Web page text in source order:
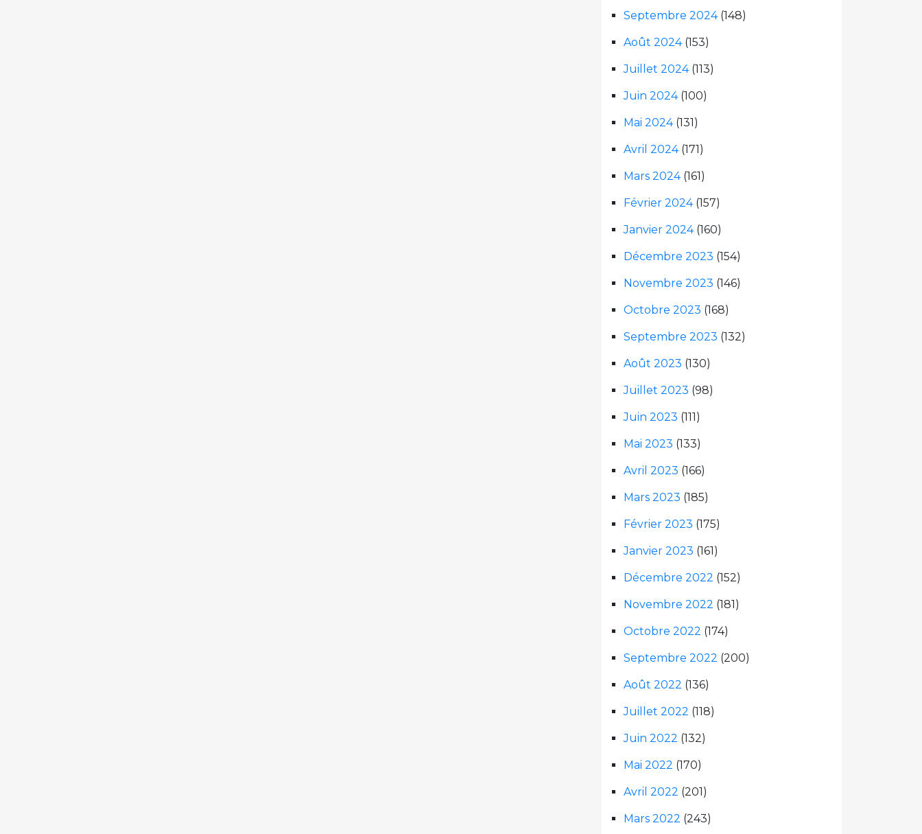
Septembre 2024(148)
Août 2024(153)
Juillet 2024(113)
Juin 2024(100)
Mai 2024(131)
Avril 2024(171)
Mars 2024(161)
Février 2024(157)
Janvier 2024(160)
Décembre 2023 (154)
Novembre 2023 (146)
Octobre 2023 (168)
Septembre 2023 (132)
Août 2023 (130)
Juillet 2023 (98)
Juin 2023 (111)
Mai 2023 (133)
Avril 2023 (166)
Mars 2023 (185)
Février 2023 (175)
Janvier 2023 (161)
Décembre 2022 (152)
Novembre 2022 (181)
Octobre 2022 (174)
Septembre 2022 (200)
Août 2022 (136)
Juillet 2022 (118)
Juin 2022 (132)
Mai 2022 (170)
Avril 2022 (201)
Mars 2022 (243)